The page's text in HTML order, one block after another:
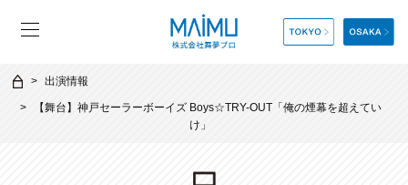
出演情報
【舞台】神戸セーラーボーイズ Boys☆TRY-OUT「俺の煙幕を超えてい
け」